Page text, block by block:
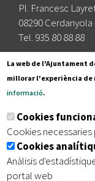
Pl. Francesc
08290
Tel. 935 80 88 88
Segueix-nos a:
Subscriu-te al
Inici | Avís legal
| Accessibilitat
La web de l'Ajuntament
millorar l'experiència de
informació.
Cookies
Cookies
Cookies
Anàlisis
portal web